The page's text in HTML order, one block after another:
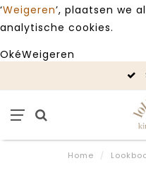
‘Weigeren’, plaatsen we
analytische cookies.
OkéWeigeren
Home /